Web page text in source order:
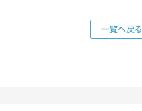
一覧へ戻る